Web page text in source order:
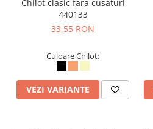
Chilot clasic fara cusaturi
440133
33,55 RON
Culoare Chilot:
VEZI VARIANTE